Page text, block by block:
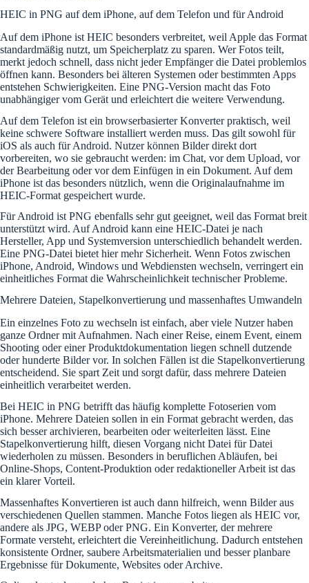
HEIC in PNG auf dem iPhone, auf dem Telefon und für Android
Auf dem iPhone ist HEIC besonders verbreitet, weil Apple das Format
standardmäßig nutzt, um Speicherplatz zu sparen. Wer Fotos teilt,
merkt jedoch schnell, dass nicht jeder Empfänger die Datei problemlos
öffnen kann. Besonders bei älteren Systemen oder bestimmten Apps
entstehen Schwierigkeiten. Eine PNG-Version macht das Foto
unabhängiger vom Gerät und erleichtert die weitere Verwendung.
Auf dem Telefon ist ein browserbasierter Konverter praktisch, weil
keine schwere Software installiert werden muss. Das gilt sowohl für
iOS als auch für Android. Nutzer können Bilder direkt dort
vorbereiten, wo sie gebraucht werden: im Chat, vor dem Upload, vor
der Bearbeitung oder vor dem Einfügen in ein Dokument. Auf dem
iPhone ist das besonders nützlich, wenn die Originalaufnahme im
HEIC-Format gespeichert wurde.
Für Android ist PNG ebenfalls sehr gut geeignet, weil das Format breit
unterstützt wird. Auf Android kann eine HEIC-Datei je nach
Hersteller, App und Systemversion unterschiedlich behandelt werden.
Eine PNG-Datei bietet hier mehr Sicherheit. Wenn Fotos zwischen
iPhone, Android, Windows und Webdiensten wechseln, verringert ein
einheitliches Format die Wahrscheinlichkeit technischer Probleme.
Mehrere Dateien, Stapelkonvertierung und massenhaftes Umwandeln
Ein einzelnes Foto zu wechseln ist einfach, aber viele Nutzer haben
ganze Ordner mit Aufnahmen. Nach einer Reise, einem Event, einem
Shooting oder einer Produktdokumentation liegen schnell dutzende
oder hunderte Bilder vor. In solchen Fällen ist die Stapelkonvertierung
entscheidend. Sie spart Zeit und sorgt dafür, dass mehrere Dateien
einheitlich verarbeitet werden.
Bei HEIC in PNG betrifft das häufig komplette Fotoserien vom
iPhone. Mehrere Dateien sollen in ein Format gebracht werden, das
sich besser archivieren, bearbeiten oder weiterleiten lässt. Eine
Stapelkonvertierung hilft, diesen Vorgang nicht Datei für Datei
wiederholen zu müssen. Besonders in beruflichen Abläufen, bei
Online-Shops, Content-Produktion oder redaktioneller Arbeit ist das
ein klarer Vorteil.
Massenhaftes Konvertieren ist auch dann hilfreich, wenn Bilder aus
verschiedenen Quellen stammen. Manche Fotos liegen als HEIC vor,
andere als JPG, WEBP oder PNG. Ein Konverter, der mehrere
Formate versteht, erleichtert die Vereinheitlichung. Dadurch entstehen
konsistente Ordner, saubere Arbeitsmaterialien und besser planbare
Ergebnisse für Dokumente, Websites oder Archive.